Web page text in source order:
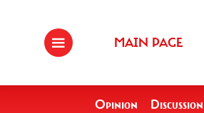
MAIN PAGE
Opinion Discussion